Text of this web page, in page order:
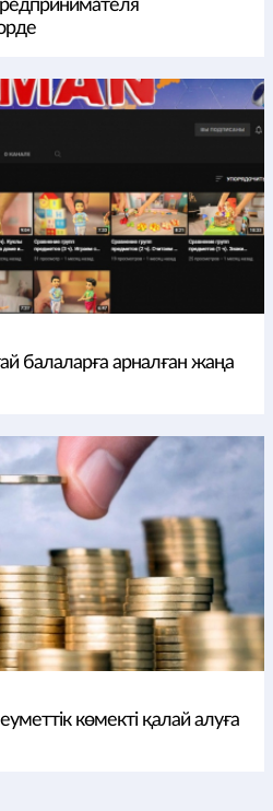
балаларға арналған жаңа
көмекті қалай алуға